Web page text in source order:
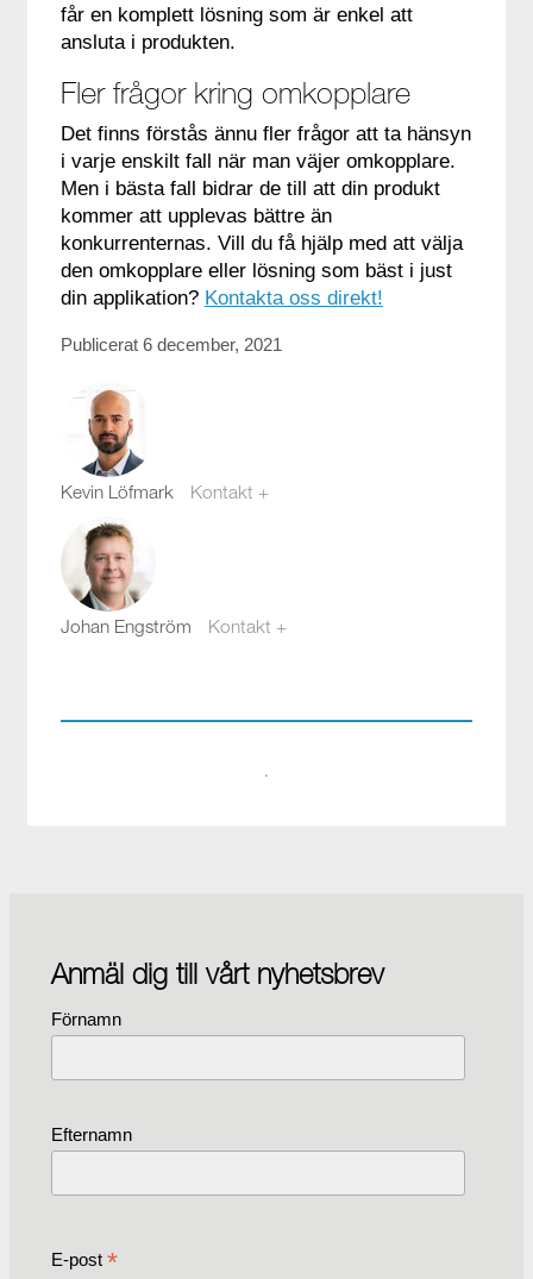
får en komplett lösning som är enkel att
ansluta i produkten.
Fler frågor kring omkopplare
Det finns förstås ännu fler frågor att ta hänsyn
i varje enskilt fall när man väjer omkopplare.
Men i bästa fall bidrar de till att din produkt
kommer att upplevas bättre än
konkurrenternas. Vill du få hjälp med att välja
den omkopplare eller lösning som bäst i just
din applikation? Kontakta oss direkt!
Publicerat 6 december, 2021
Kevin Löfmark Kontakt +
08-441 58 00
Johan Engström Kontakt +
·
Anmäl dig till vårt nyhetsbrev
Förnamn
Efternamn
E-post *